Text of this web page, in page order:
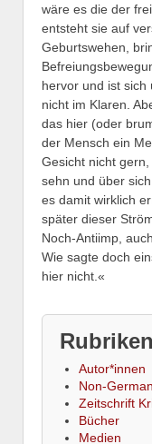
wäre es die der
entsteht sie auf
Geburtswehen,
hervor und ist sich
nicht im Klaren.
das hier (oder
der Mensch ein
Gesicht nicht
sehn und über
es damit wirklich
später dieser
Noch-Antiimp,
Wie sagte doch
hier nicht.«
Rubriken
Autor*innen
Non-German
Zeitschrift
Bücher
Medien